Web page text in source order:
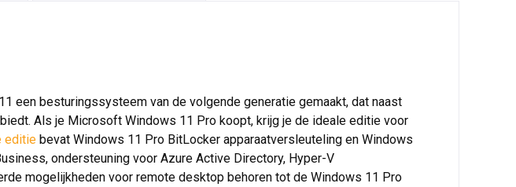
een besturingssysteem van de volgende generatie gemaakt, dat naast
Als je Microsoft Windows 11 Pro koopt, krijg je de ideale editie voor
editie bevat Windows 11 Pro BitLocker apparaatversleuteling en Windows
ondersteuning voor Azure Active Directory, Hyper-V
mogelijkheden voor remote desktop behoren tot de Windows 11 Pro